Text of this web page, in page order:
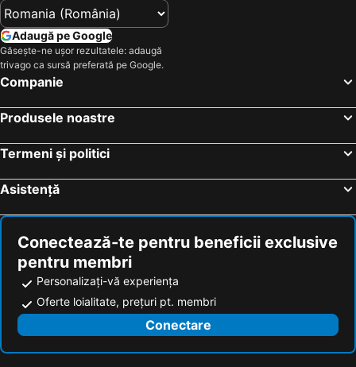
Adaugă pe Google
Găsește-ne ușor rezultatele: adaugă
trivago ca sursă preferată pe Google.
Companie
Produsele noastre
Termeni și politici
Asistență
Conectează-te pentru beneficii exclusive
pentru membri
Personalizați-vă experiența
Oferte loialitate, prețuri pt. membri
Conectare